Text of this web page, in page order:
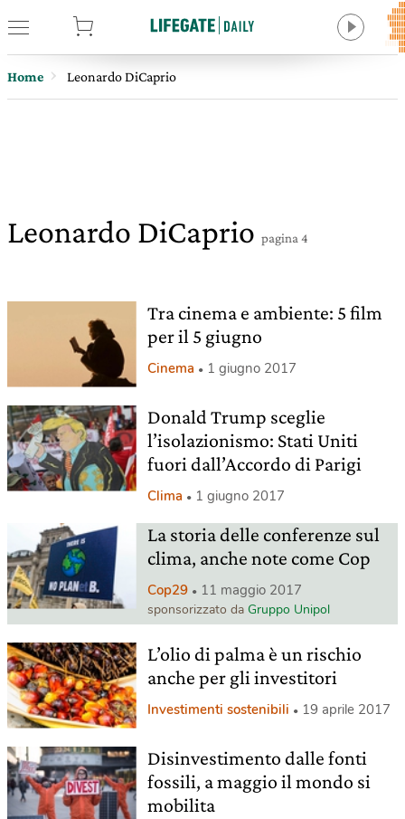
Home Leonardo DiCaprio
Leonardo DiCaprio pagina 4
Tra cinema e ambiente: 5 film
per il 5 giugno
Cinema 1 giugno 2017
Donald Trump sceglie
l’isolazionismo: Stati Uniti
fuori dall’Accordo di Parigi
Clima 1 giugno 2017
La storia delle conferenze sul
clima, anche note come Cop
Cop29 11 maggio 2017
sponsorizzato da Gruppo Unipol
L’olio di palma è un rischio
anche per gli investitori
Investimenti sostenibili 19 aprile 2017
Disinvestimento dalle fonti
fossili, a maggio il mondo si
mobilita